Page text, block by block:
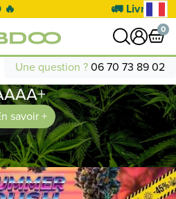
à partir de 50€ 🚛
0
VOIR PANIER
est vide.
Une question ? 06 70 73 89 02
savoir +